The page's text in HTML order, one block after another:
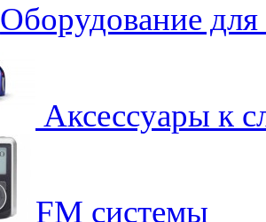
Оборудование
Аксессуары к
FM системы